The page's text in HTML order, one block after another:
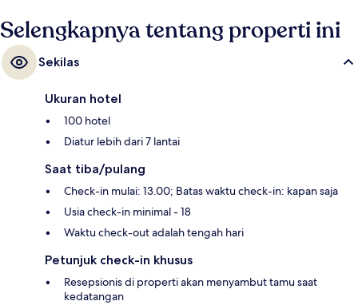
Selengkapnya tentang properti ini
Sekilas
Ukuran hotel
100 hotel
Diatur lebih dari 7 lantai
Saat tiba/pulang
Check-in mulai: 13.00; Batas waktu check-in: kapan saja
Usia check-in minimal - 18
Waktu check-out adalah tengah hari
Petunjuk check-in khusus
Resepsionis di properti akan menyambut tamu saat
kedatangan